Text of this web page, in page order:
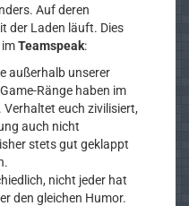
Auf deren
der Laden läuft. Dies
Teamspeak:
außerhalb unserer
Ränge haben im
Verhaltet euch zivilisiert,
auch nicht
stets gut geklappt
nicht jeder hat
den gleichen Humor.